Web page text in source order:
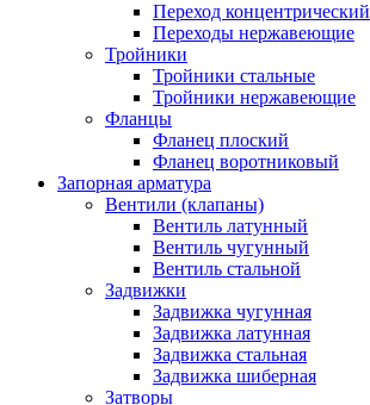
Переход концентрический
Переходы нержавеющие
Тройники
Тройники стальные
Тройники нержавеющие
Фланцы
Фланец плоский
Фланец воротниковый
Запорная арматура
Вентили (клапаны)
Вентиль латунный
Вентиль чугунный
Вентиль стальной
Задвижки
Задвижка чугунная
Задвижка латунная
Задвижка стальная
Задвижка шиберная
Затворы